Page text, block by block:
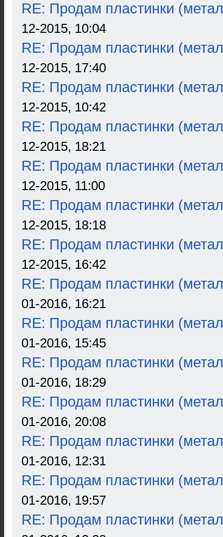
RE: Продам пластинки
12-2015, 10:04
RE: Продам пластинки
12-2015, 17:40
RE: Продам пластинки
12-2015, 10:42
RE: Продам пластинки
12-2015, 18:21
RE: Продам пластинки
12-2015, 11:00
RE: Продам пластинки
12-2015, 18:18
RE: Продам пластинки
12-2015, 16:42
RE: Продам пластинки
01-2016, 16:21
RE: Продам пластинки
01-2016, 15:45
RE: Продам пластинки
01-2016, 18:29
RE: Продам пластинки
01-2016, 20:08
RE: Продам пластинки
01-2016, 12:31
RE: Продам пластинки
01-2016, 19:57
RE: Продам пластинки